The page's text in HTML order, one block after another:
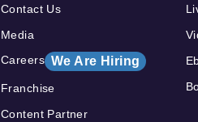
Contact Us
Media
Careers We Are Hiring
Franchise
Content Partner